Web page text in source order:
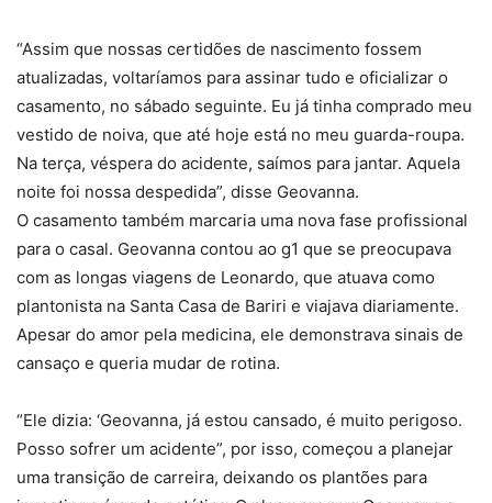
“Assim que nossas certidões de nascimento fossem
atualizadas, voltaríamos para assinar tudo e oficializar o
casamento, no sábado seguinte. Eu já tinha comprado meu
vestido de noiva, que até hoje está no meu guarda-roupa.
Na terça, véspera do acidente, saímos para jantar. Aquela
noite foi nossa despedida”, disse Geovanna.
O casamento também marcaria uma nova fase profissional
para o casal. Geovanna contou ao g1 que se preocupava
com as longas viagens de Leonardo, que atuava como
plantonista na Santa Casa de Bariri e viajava diariamente.
Apesar do amor pela medicina, ele demonstrava sinais de
cansaço e queria mudar de rotina.
“Ele dizia: ‘Geovanna, já estou cansado, é muito perigoso.
Posso sofrer um acidente”, por isso, começou a planejar
uma transição de carreira, deixando os plantões para